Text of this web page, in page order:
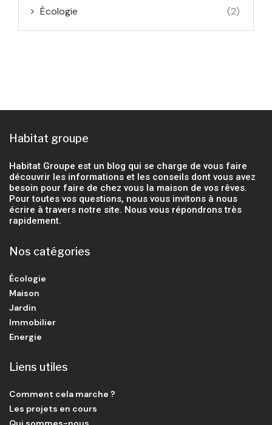
Écologie (2)
Habitat groupe
Habitat Groupe est un blog qui se charge de vous faire
découvrir les informations et les conseils dont vous avez
besoin pour faire de chez vous la maison de vos rêves.
Pour toutes vos questions, nous vous invitons à nous
écrire à travers notre site. Nous vous répondrons très
rapidement.
Nos catégories
Écologie
Maison
Jardin
Immobilier
Energie
Liens utiles
Comment cela marche ?
Les projets en cours